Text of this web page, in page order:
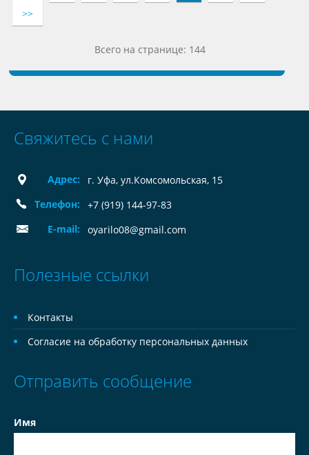
>>
Всего на странице: 144
Свяжитесь с нами
Адрес:
г. Уфа, ул.Комсомольская, 15
Телефон:
+7 (919) 144-97-83
E-mail:
oyarilo08@gmail.com
Полезные ссылки
Контакты
Согласие на обработку персональных данных
Отправить сообщение
Имя